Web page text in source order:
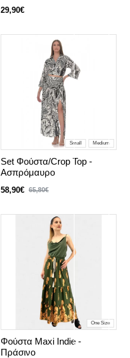
29,90€
Small Medium
Set Φούστα/Crop Top -
Ασπρόμαυρο
58,90€ 65,80€
One Size
Φούστα Maxi Indie -
Πράσινο